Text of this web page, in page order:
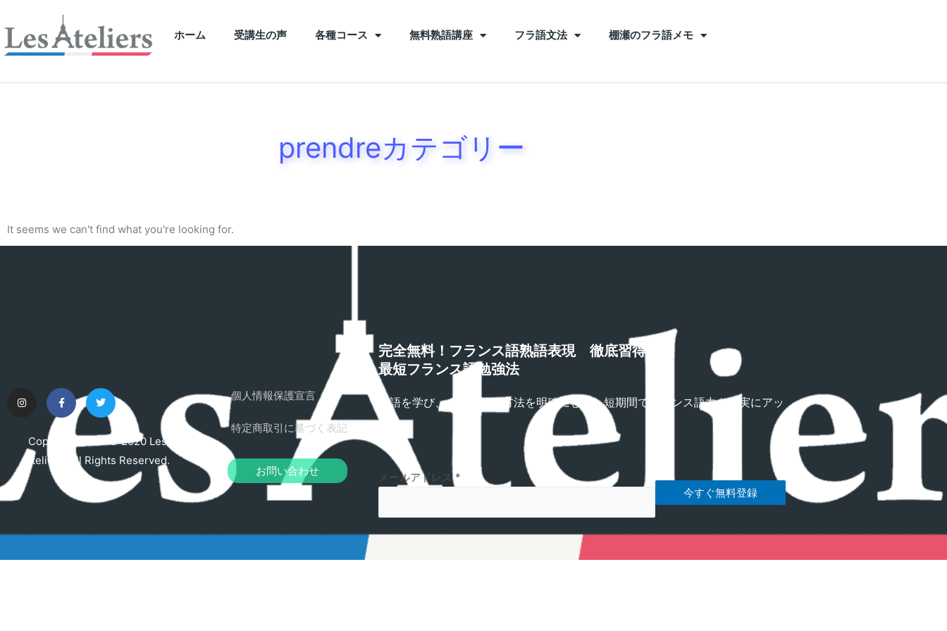
ホーム 受講生の声 各種コース 無料熟語講座 フラ語文法 棚瀬のフラ語メモ
prendreカテゴリー
It seems we can't find what you're looking for.
Copyright © 2015-2020 Les
Ateliers. All Rights Reserved.
個人情報保護宣言
特定商取引に基づく表記
お問い合わせ
完全無料！フランス語熟語表現 徹底習得講座
最短フランス語勉強法
熟語を学び、さらに勉強方法を明確にして、短期間でフランス語力を確実にアッ
プ！
メールアドレス*
今すぐ無料登録